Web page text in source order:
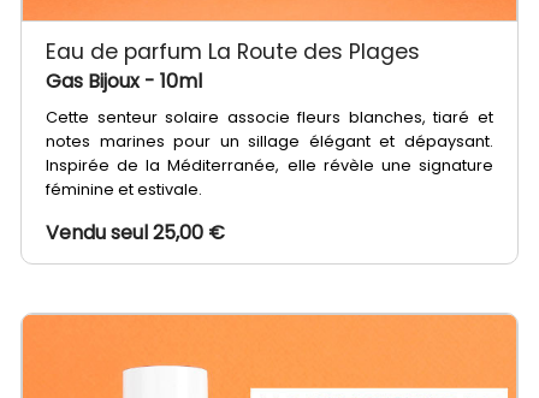
Eau de parfum La Route des Plages
Gas Bijoux- 10ml
Cette senteur solaire associe fleurs blanches, tiaré et
notes marines pour un sillage élégant et dépaysant.
Inspirée de la Méditerranée, elle révèle une signature
féminine et estivale.
Vendu seul 25,00 €